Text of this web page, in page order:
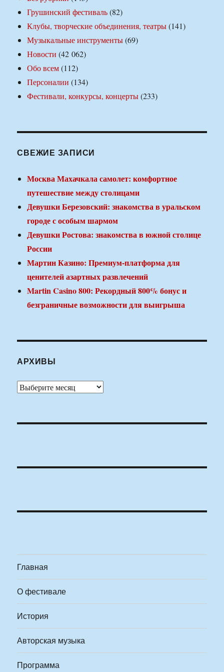
Грушинский фестиваль(82)
Клубы, творческие объединения, театры(141)
Музыкальные инструменты(69)
Новости (42 062)
Обо всем(112)
Персоналии (134)
Фестивали, конкурсы, концерты(233)
СВЕЖИЕ ЗАПИСИ
Москва Махачкала самолет: комфортное
путешествие между столицами
Девушки Березовский: знакомства в уральском
городе с особым шармом
Девушки Ростова: знакомства в южной столице
России
Мартин Казино: Премиум-платформа для
ценителей азартных развлечений
Martin Casino 800: Рекордный 800% бонус и
безграничные возможности для выигрыша
АРХИВЫ
Архивы
Главная
О фестивале
История
Авторская музыка
Программа